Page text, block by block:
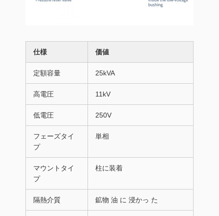
仕様 価値
定額容量 25kVA
高電圧 11kV
低電圧 250V
フェーズタイ
プ
単相
マウントタイ
プ
柱に装着
隔熱介質 鉱物 油 に 浸かっ た